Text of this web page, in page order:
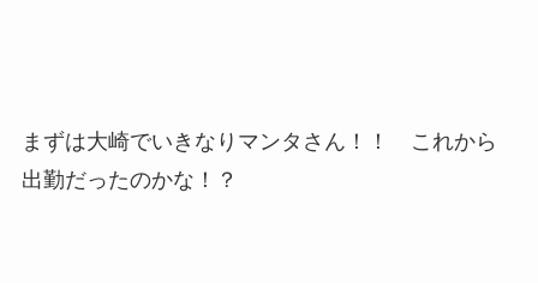
まずは大崎でいきなりマンタさん！！ これから
出勤だったのかな！？